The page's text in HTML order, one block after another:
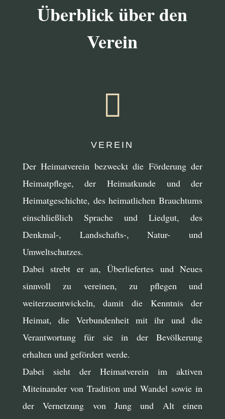
Überblick über den
Verein

VEREIN
Der Heimatverein bezweckt die Förderung der
Heimatpflege, der Heimatkunde und der
Heimatgeschichte, des heimatlichen Brauchtums
einschließlich Sprache und Liedgut, des
Denkmal-, Landschafts-, Natur- und
Umweltschutzes.
Dabei strebt er an, Überliefertes und Neues
sinnvoll zu vereinen, zu pflegen und
weiterzuentwickeln, damit die Kenntnis der
Heimat, die Verbundenheit mit ihr und die
Verantwortung für sie in der Bevölkerung
erhalten und gefördert werde.
Dabei sieht der Heimatverein im aktiven
Miteinander von Tradition und Wandel sowie in
der Vernetzung von Jung und Alt einen